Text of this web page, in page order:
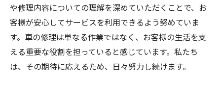
や修理内容についての理解を深めていただくことで、お
客様が安心してサービスを利用できるよう努めていま
す。車の修理は単なる作業ではなく、お客様の生活を支
える重要な役割を担っていると感じています。私たち
は、その期待に応えるため、日々努力し続けます。